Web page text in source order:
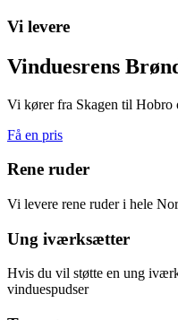
Vi levere
Vinduesrens
Vi kører fra Skagen til Hobro
Få en pris
Rene ruder
Vi levere rene ruder i hele
Ung iværksætter
Hvis du vil støtte en ung
vinduespudser